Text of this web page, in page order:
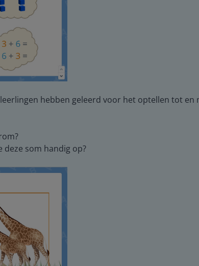
hebben geleerd voor het optellen tot en
deze som handig op?